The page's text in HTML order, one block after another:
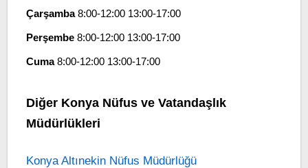
Çarşamba8:00-12:00 13:00-17:00
Perşembe8:00-12:00 13:00-17:00
Cuma8:00-12:00 13:00-17:00
Diğer Konya Nüfus ve Vatandaşlık
Müdürlükleri
Konya Altınekin Nüfus Müdürlüğü